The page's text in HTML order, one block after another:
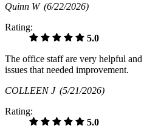
Quinn W (6/22/2026)
Rating:
5.0
The office staff are very helpful
issues that needed improvement.
COLLEEN J (5/21/2026)
Rating:
5.0